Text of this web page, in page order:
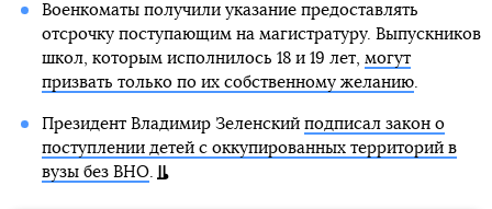
Военкоматы получили указание предоставлять
отсрочку поступающим на магистратуру. Выпускников
школ, которым исполнилось 18 и 19 лет, могут
призвать только по их собственному желанию.
Президент Владимир Зеленский подписал закон о
поступлении детей с оккупированных территорий в
вузы без ВНО.